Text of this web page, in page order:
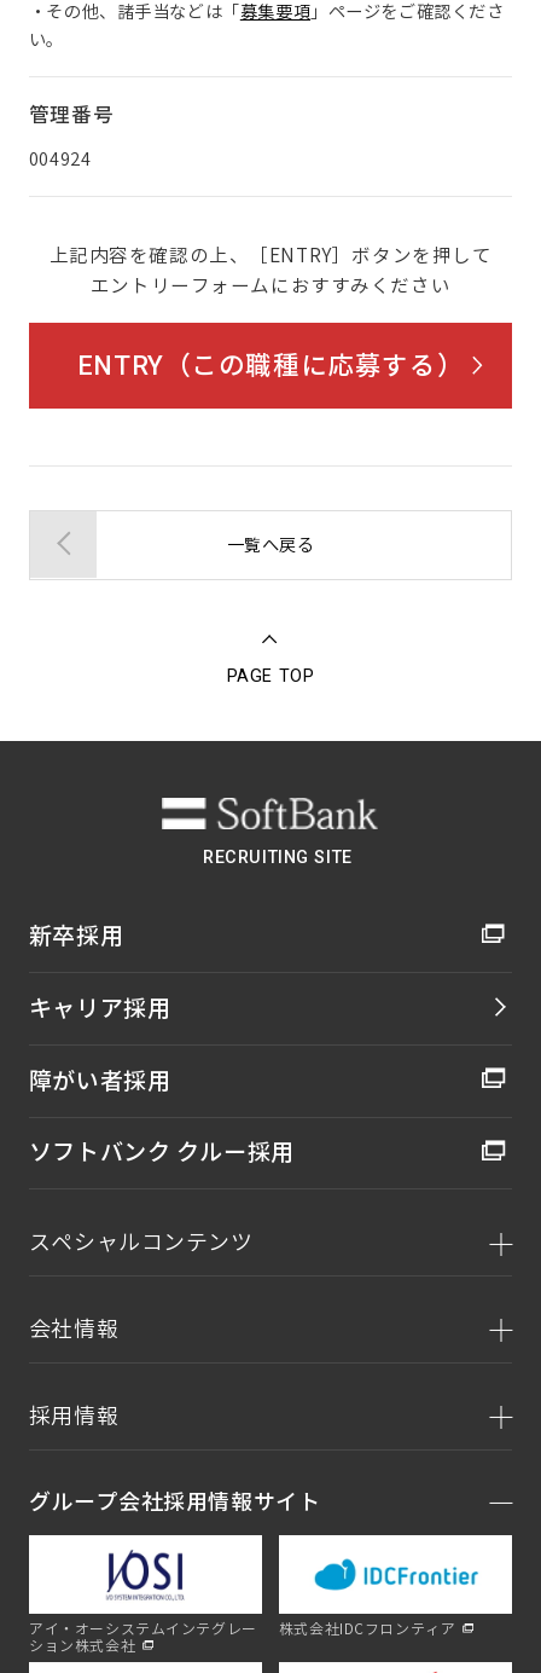
・その他、諸手当などは「 募集要項 」ページをご確認くださ
い。
管理番号
004924
上記内容を確認の上、［ENTRY］ボタンを押して
エントリーフォームにおすすみください
ENTRY（この職種に応募する）
一覧へ戻る
PAGE TOP
RECRUITING SITE
新卒採用
キャリア採用
障がい者採用
ソフトバンク クルー採用
スペシャルコンテンツ
会社情報
採用情報
グループ会社採用情報サイト
アイ・オーシステムインテグレー
ション株式会社
株式会社IDCフロンティア